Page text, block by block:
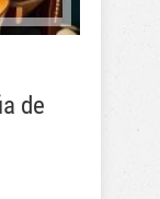
de